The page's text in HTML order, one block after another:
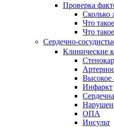
Проверка
Сколько
Что
Что
Сердечно-
Клинические
Высокое
Инфаркт
ОПА
Инсульт